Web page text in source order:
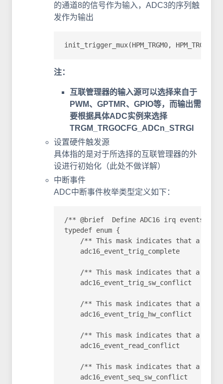
的通道8的信号作为输入，ADC3的序列触
发作为输出
init_trigger_mux(HPM_TRGM0,
注：
互联管理器的输入源可以选择来自于
PWM、GPTMR、GPIO等，而输出需
要根据具体ADC实例来选择
TRGM_TRGOCFG_ADCn_STRGI
设置硬件触发源
具体指的是对于所选择的互联管理器的外
设进行初始化（此处不做详解）
中断事件
ADC中断事件枚举类型定义如下：
/** @brief  Define ADC16 irq events. */
typedef enum {
/** This mask indicates that a
adc16_event_trig_complete       =
/** This mask indicates that a
adc16_event_trig_sw_conflict    =
/** This mask indicates that a
adc16_event_trig_hw_conflict    =
/** This mask indicates that a
adc16_event_read_conflict       =
/** This mask indicates that a
adc16_event_seq_sw_conflict     =